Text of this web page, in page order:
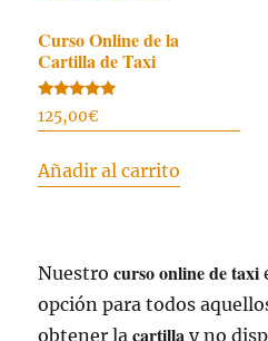
Curso Online de la
Cartilla de Taxi
Valorado
con
125,00€
Añadir al carrito
Nuestrocurso online de taxi
opción para todos
obtener lacartilla y no